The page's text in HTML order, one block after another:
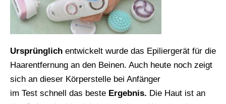
Ursprünglich entwickelt wurde das Epiliergerät für die
Haarentfernung an den Beinen. Auch heute noch zeigt
sich an dieser Körperstelle bei Anfänger
im Test schnell das beste Ergebnis. Die Haut ist an